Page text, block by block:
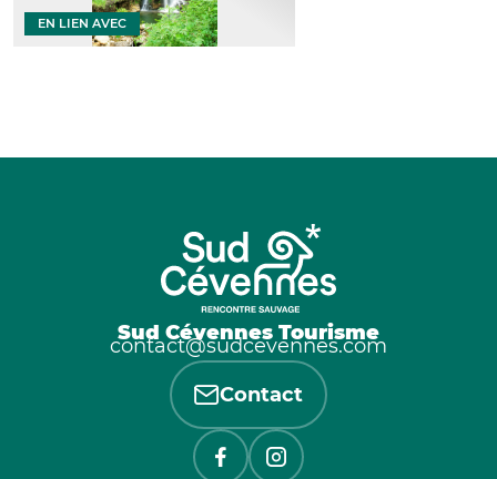
EN LIEN AVEC
Sud Cévennes Tourisme
contact@sudcevennes.com
Contact